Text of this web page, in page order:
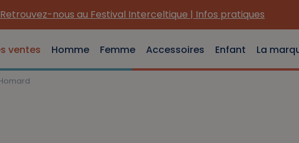
Retrouvez-nous au Festival Interceltique | Infos pratiques
ventes Homme Femme Accessoires Enfant La